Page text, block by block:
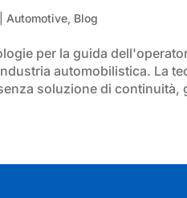
Automotive, Blog
per la guida
automobilistica. La
soluzione di continuità,